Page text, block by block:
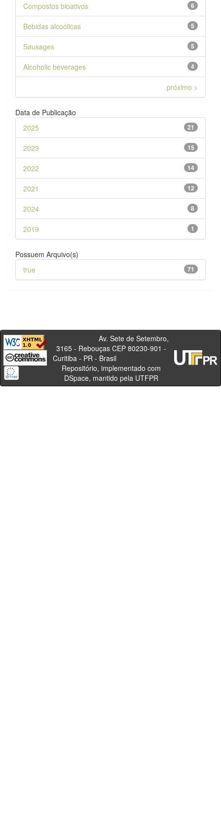
6
Compostos bioativos
5
Bebidas alcoólicas
5
Sausages
4
Alcoholic beverages
próximo >
Data de Publicação
21
2025
15
2023
14
2022
12
2021
8
2024
1
2019
Possuem Arquivo(s)
71
true
Av. Sete de Setembro,
3165 - Rebouças CEP 80230-901 -
Curitiba - PR - Brasil
Repositório, implementado com
DSpace, mantido pela UTFPR